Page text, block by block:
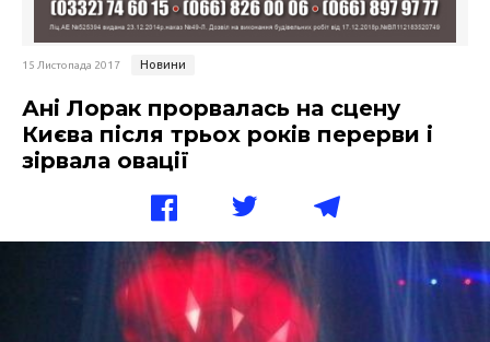
15 Листопада 2017 Новини
Ані Лорак прорвалась на сцену
Києва після трьох років перерви і
зірвала овації